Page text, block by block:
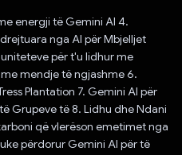
energji të Gemini AI 4.
nga AI për Mbjelljet
për t'u lidhur me
mendje të ngjashme 6.
Plantation 7. Gemini AI për
Grupeve të 8. Lidhu dhe Ndani
që vlerëson emetimet nga
përdorur Gemini AI për të